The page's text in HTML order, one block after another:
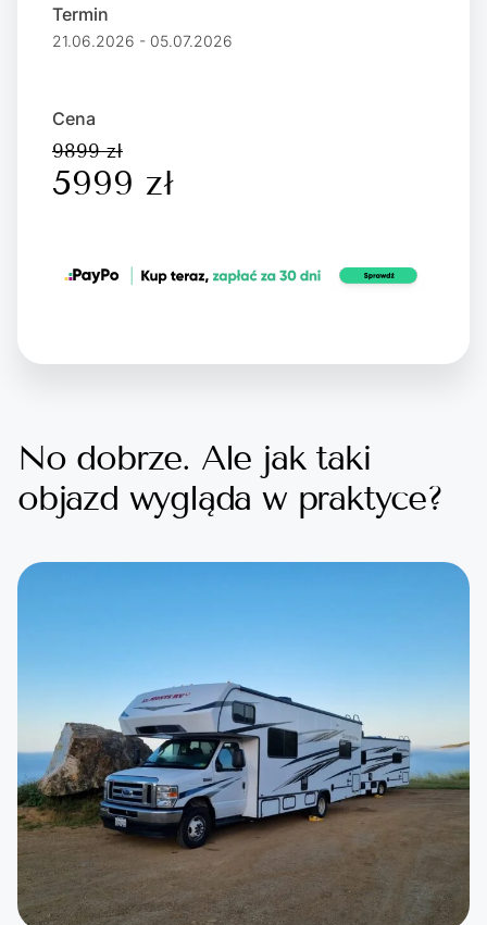
Termin
21.06.2026 - 05.07.2026
Cena
9899 zł
5999 zł
No dobrze. Ale jak taki
objazd wygląda w praktyce?